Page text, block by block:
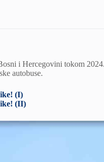
i Hercegovini tokom 2024.
autobuse.
(I)
(II)